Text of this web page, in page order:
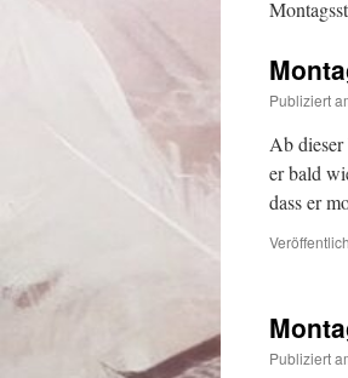
Publiziert
Ab
er bald
dass er
Publiziert